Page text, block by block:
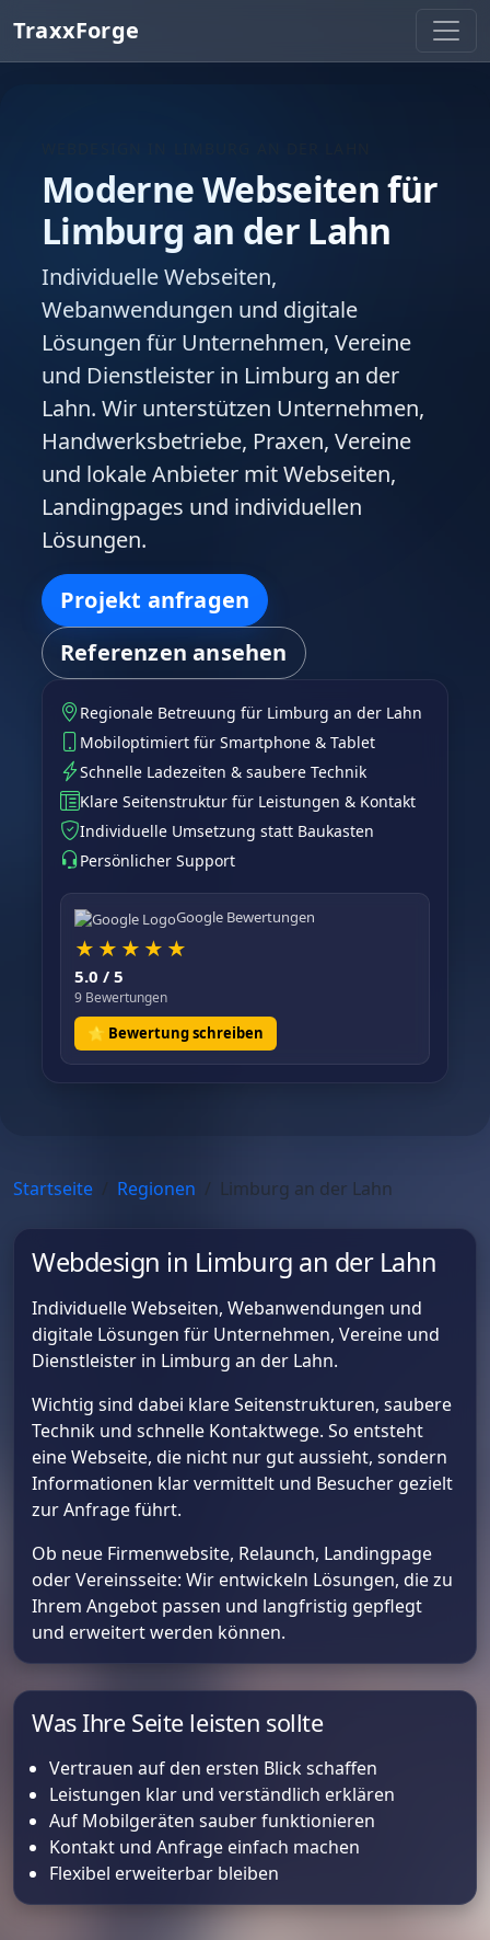
TraxxForge
Moderne Webseiten für
Limburg an der Lahn
Individuelle Webseiten,
Webanwendungen und digitale
Lösungen für Unternehmen, Vereine
und Dienstleister in Limburg an der
Lahn. Wir unterstützen Unternehmen,
Handwerksbetriebe, Praxen, Vereine
und lokale Anbieter mit Webseiten,
Landingpages und individuellen
Lösungen.
Projekt anfragen
Referenzen ansehen
Regionale Betreuung für Limburg an der Lahn
Mobiloptimiert für Smartphone & Tablet
Schnelle Ladezeiten & saubere Technik
Klare Seitenstruktur für Leistungen & Kontakt
Individuelle Umsetzung statt Baukasten
Persönlicher Support
Google Bewertungen
★ ★ ★ ★ ★
5.0 / 5
9 Bewertungen
⭐ Bewertung schreiben
Startseite Regionen Limburg an der Lahn
Webdesign in Limburg an der Lahn
Individuelle Webseiten, Webanwendungen und
digitale Lösungen für Unternehmen, Vereine und
Dienstleister in Limburg an der Lahn.
Wichtig sind dabei klare Seitenstrukturen, saubere
Technik und schnelle Kontaktwege. So entsteht
eine Webseite, die nicht nur gut aussieht, sondern
Informationen klar vermittelt und Besucher gezielt
zur Anfrage führt.
Ob neue Firmenwebsite, Relaunch, Landingpage
oder Vereinsseite: Wir entwickeln Lösungen, die zu
Ihrem Angebot passen und langfristig gepflegt
und erweitert werden können.
Was Ihre Seite leisten sollte
Vertrauen auf den ersten Blick schaffen
Leistungen klar und verständlich erklären
Auf Mobilgeräten sauber funktionieren
Kontakt und Anfrage einfach machen
Flexibel erweiterbar bleiben